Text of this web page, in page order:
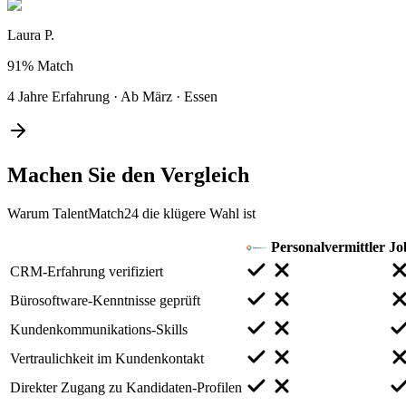
Laura P.
91% Match
4 Jahre Erfahrung · Ab März · Essen
Machen Sie den Vergleich
Warum TalentMatch24 die klügere Wahl ist
Personalvermittler
CRM-Erfahrung verifiziert
Bürosoftware-Kenntnisse geprüft
Kundenkommunikations-Skills
Vertraulichkeit im Kundenkontakt
Direkter Zugang zu Kandidaten-Profilen